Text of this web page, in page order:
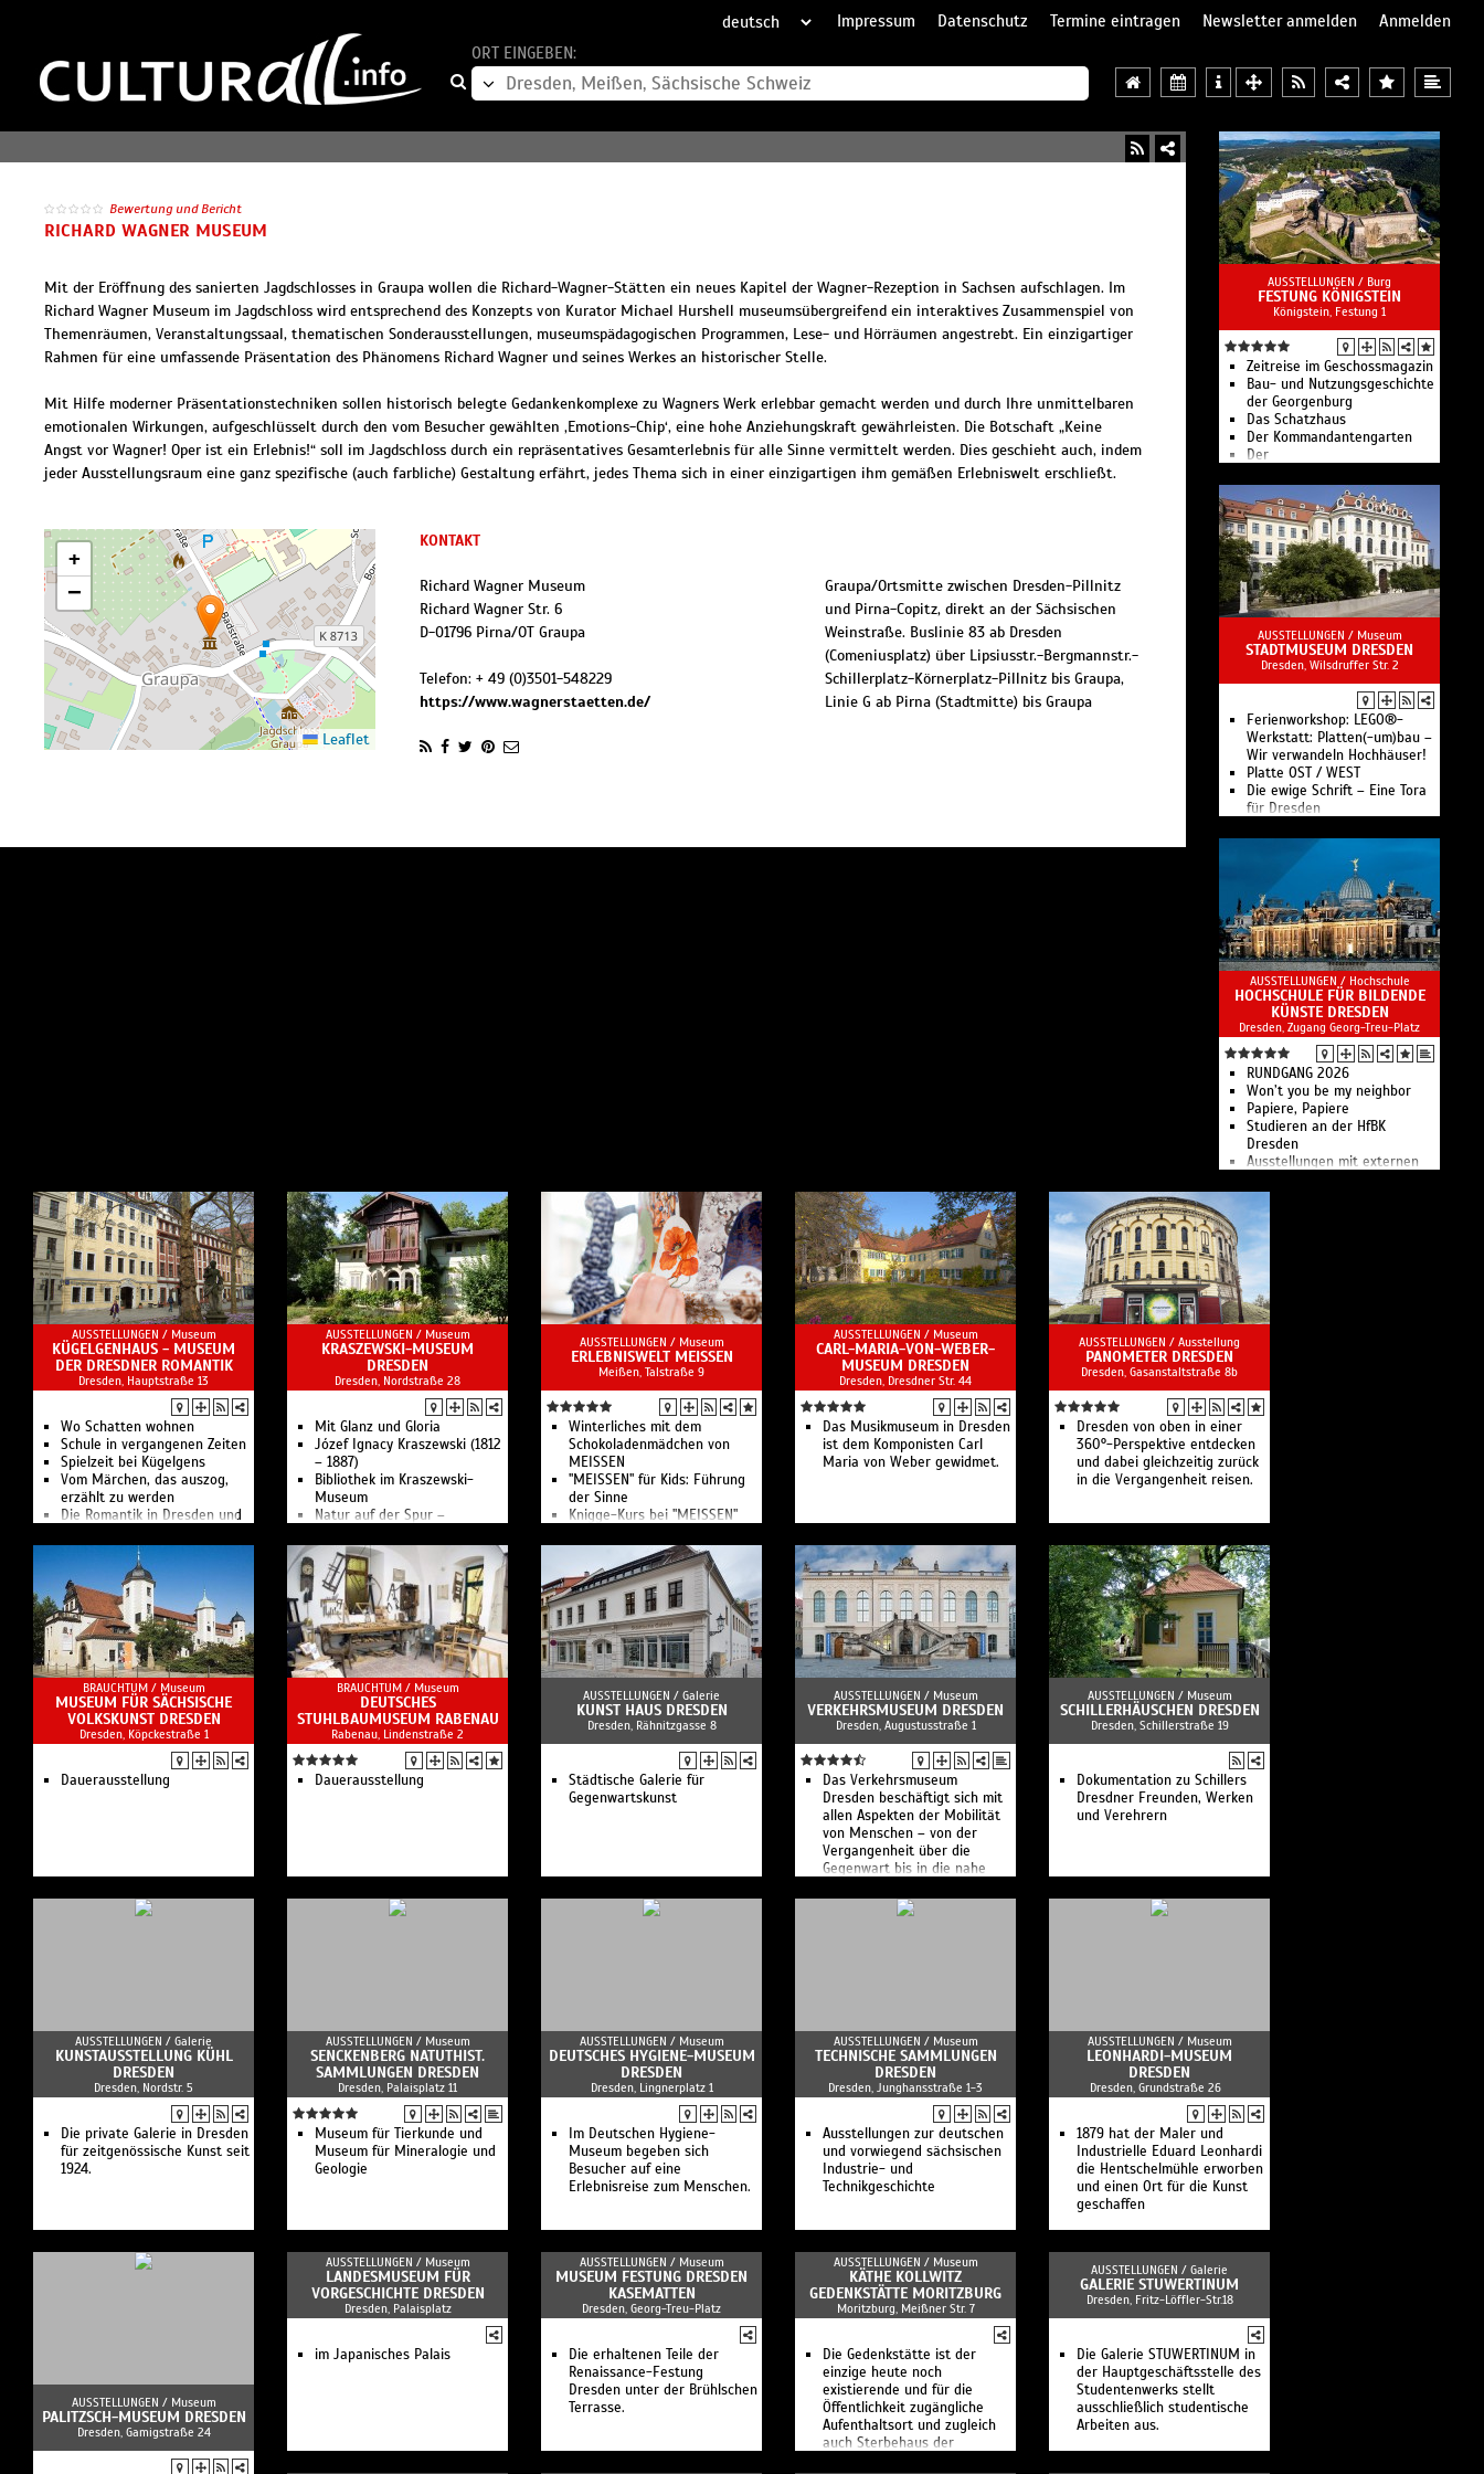
Impressum Datenschutz Termine eintragen Newsletter anmelden
Anmelden
ORT EINGEBEN:
Bewertung und Bericht
RICHARD WAGNER MUSEUM
Mit der Eröffnung des sanierten Jagdschlosses in Graupa wollen die Richard-Wagner-Stätten ein neues Kapitel der Wagner-Rezeption in Sachsen aufschlagen. Im
Richard Wagner Museum im Jagdschloss wird entsprechend des Konzepts von Kurator Michael Hurshell museumsübergreifend ein interaktives Zusammenspiel von
Themenräumen, Veranstaltungssaal, thematischen Sonderausstellungen, museumspädagogischen Programmen, Lese- und Hörräumen angestrebt. Ein einzigartiger
Rahmen für eine umfassende Präsentation des Phänomens Richard Wagner und seines Werkes an historischer Stelle.
Mit Hilfe moderner Präsentationstechniken sollen historisch belegte Gedankenkomplexe zu Wagners Werk erlebbar gemacht werden und durch Ihre unmittelbaren
emotionalen Wirkungen, aufgeschlüsselt durch den vom Besucher gewählten ‚Emotions-Chip‘, eine hohe Anziehungskraft gewährleisten. Die Botschaft „Keine
Angst vor Wagner! Oper ist ein Erlebnis!“ soll im Jagdschloss durch ein repräsentatives Gesamterlebnis für alle Sinne vermittelt werden. Dies geschieht auch, indem
jeder Ausstellungsraum eine ganz spezifische (auch farbliche) Gestaltung erfährt, jedes Thema sich in einer einzigartigen ihm gemäßen Erlebniswelt erschließt.
+
−
Leaflet
KONTAKT
Richard Wagner Museum
Richard Wagner Str. 6
D-01796 Pirna/OT Graupa
Telefon: + 49 (0)3501-548229
https://www.wagnerstaetten.de/
Graupa/Ortsmitte zwischen Dresden-Pillnitz
und Pirna-Copitz, direkt an der Sächsischen
Weinstraße. Buslinie 83 ab Dresden
(Comeniusplatz) über Lipsiusstr.-Bergmannstr.-
Schillerplatz-Körnerplatz-Pillnitz bis Graupa,
Linie G ab Pirna (Stadtmitte) bis Graupa
AUSSTELLUNGEN / Burg
FESTUNG KÖNIGSTEIN
Königstein, Festung 1
Zeitreise im Geschossmagazin
Bau- und Nutzungsgeschichte
der Georgenburg
Das Schatzhaus
Der Kommandantengarten
Der
Die Festung in der
Renaissancezeit
Die Kommandantenwohnung
Gefangen auf dem Königstein
Geschichte des Brunnens und
der Wasserförderung
Nutzgarten am Schatzhaus
Sankt Georg - Die älteste
Garnisonskirche Sachsens
Vom Brauhaus zum
Proviantmagazin
Alte Zeughaus & Artillerie
Festungsplan online & 360°-
Panoramen
Vom Tretkran zum
Panoramalift
Festung Königstein: 800
Jahre europäische Geschichte
AUSSTELLUNGEN / Museum
STADTMUSEUM DRESDEN
Dresden, Wilsdruffer Str. 2
Ferienworkshop: LEGO®-
Werkstatt: Platten(-um)bau –
Wir verwandeln Hochhäuser!
Platte OST / WEST
Die ewige Schrift – Eine Tora
für Dresden
Geschichte bis 1990
800 Jahre Dresden.
Geschichte(n) von den
Anfängen bis zur Gegenwart
Das Landhaus unter der Lupe
– Ein Spiel für Groß und Klein
Familienführungen
Führungen für Erwachsene
Die Sammlungen des
Stadtmuseums
Ausstellungen zur
Stadtgeschichte von den
Anfängen bis zum Jahr 1989
sowie Sonderausstellungen.
AUSSTELLUNGEN / Hochschule
HOCHSCHULE FÜR BILDENDE
KÜNSTE DRESDEN
Dresden, Zugang Georg-Treu-Platz
RUNDGANG 2026
Won’t you be my neighbor
Papiere, Papiere
Studieren an der HfBK
Dresden
Ausstellungen mit externen
Studierenden und
Absolventen der Hochschule
AUSSTELLUNGEN / Museum
KÜGELGENHAUS - MUSEUM
DER DRESDNER ROMANTIK
Dresden, Hauptstraße 13
Wo Schatten wohnen
Schule in vergangenen Zeiten
Spielzeit bei Kügelgens
Vom Märchen, das auszog,
erzählt zu werden
Die Romantik in Dresden und
Virtueller Rundgang
Kunst-, Literatur- und
Musikmuseum
AUSSTELLUNGEN / Museum
KRASZEWSKI-MUSEUM
DRESDEN
Dresden, Nordstraße 28
Mit Glanz und Gloria
Józef Ignacy Kraszewski (1812
– 1887)
Bibliothek im Kraszewski-
Museum
Natur auf der Spur –
entlang der Prießnitz
Das Kraszewski-Museum ist
ein Ort des intensiven
Dialoges zwischen Deutschen
und Polen.
AUSSTELLUNGEN / Museum
ERLEBNISWELT MEISSEN
Meißen, Talstraße 9
Winterliches mit dem
Schokoladenmädchen von
MEISSEN
"MEISSEN" für Kids: Führung
der Sinne
Knigge-Kurs bei "MEISSEN"
Tee, Kaffee, Schokolade
Kreativworkshop Engel bei
"MEISSEN"
Winter-Workshop bei
"MEISSEN"
Kreativ-Workshop Engel
Zeichenkurs im Museum
Tisch- und Tafelkultur bei
"MEISSEN"
CHRISTMAS 4 FRIENDs –
Weihnachtslieder mit
Kaminzimmer-Feeling:
Kreativworkshop bei
MEISSEN: Vasenform
MEISSEN
Kuratorenführung im Museum
Spuren des Trikots
Tierisch coole Ferien bei
MEISSEN
Meissener Perspektiven
Do it yourself!
Öffentliche Führung im
Museum
Meissen Porzellan-Museum
Besichtigung Schauwerkstatt
und Museum
des Meissener Porzellans –
entdecken Sie MEISSEN mit
allen Sinnen.
AUSSTELLUNGEN / Museum
CARL-MARIA-VON-WEBER-
MUSEUM DRESDEN
Dresden, Dresdner Str. 44
Das Musikmuseum in Dresden
ist dem Komponisten Carl
Maria von Weber gewidmet.
AUSSTELLUNGEN / Ausstellung
PANOMETER DRESDEN
Dresden, Gasanstaltstraße 8b
Dresden von oben in einer
360°-Perspektive entdecken
und dabei gleichzeitig zurück
in die Vergangenheit reisen.
BRAUCHTUM / Museum
MUSEUM FÜR SÄCHSISCHE
VOLKSKUNST DRESDEN
Dresden, Köpckestraße 1
Dauerausstellung
BRAUCHTUM / Museum
DEUTSCHES
STUHLBAUMUSEUM RABENAU
Rabenau, Lindenstraße 2
Dauerausstellung
AUSSTELLUNGEN / Galerie
KUNST HAUS DRESDEN
Dresden, Rähnitzgasse 8
Städtische Galerie für
Gegenwartskunst
AUSSTELLUNGEN / Museum
VERKEHRSMUSEUM DRESDEN
Dresden, Augustusstraße 1
Das Verkehrs­museum
Dresden beschäftigt sich mit
allen Aspekten der Mobilität
von Menschen – von der
Vergan­genheit über die
Gegenwart bis in die nahe
AUSSTELLUNGEN / Museum
SCHILLERHÄUSCHEN DRESDEN
Dresden, Schillerstraße 19
Dokumentation zu Schillers
Dresdner Freunden, Werken
und Verehrern
AUSSTELLUNGEN / Galerie
KUNSTAUSSTELLUNG KÜHL
DRESDEN
Dresden, Nordstr. 5
Die private Galerie in Dresden
für zeitgenössische Kunst seit
1924.
AUSSTELLUNGEN / Museum
SENCKENBERG NATUTHIST.
SAMMLUNGEN DRESDEN
Dresden, Palaisplatz 11
Museum für Tierkunde und
Museum für Mineralogie und
Geologie
AUSSTELLUNGEN / Museum
DEUTSCHES HYGIENE-MUSEUM
DRESDEN
Dresden, Lingnerplatz 1
Im Deutschen Hygiene-
Museum begeben sich
Besucher auf eine
Erlebnisreise zum Menschen.
AUSSTELLUNGEN / Museum
TECHNISCHE SAMMLUNGEN
DRESDEN
Dresden, Junghansstraße 1-3
Ausstellungen zur deutschen
und vorwiegend sächsischen
Industrie- und
Technikgeschichte
AUSSTELLUNGEN / Museum
LEONHARDI-MUSEUM
DRESDEN
Dresden, Grundstraße 26
1879 hat der Maler und
Industrielle Eduard Leonhardi
die Hentschelmühle erworben
und einen Ort für die Kunst
geschaffen
AUSSTELLUNGEN / Museum
PALITZSCH-MUSEUM DRESDEN
Dresden, Gamigstraße 24
AUSSTELLUNGEN / Museum
LANDESMUSEUM FÜR
VORGESCHICHTE DRESDEN
Dresden, Palaisplatz
im Japanisches Palais
AUSSTELLUNGEN / Museum
MUSEUM FESTUNG DRESDEN
KASEMATTEN
Dresden, Georg-Treu-Platz
Die erhaltenen Teile der
Renaissance-Festung
Dresden unter der Brühlschen
Terrasse.
AUSSTELLUNGEN / Museum
KÄTHE KOLLWITZ
GEDENKSTÄTTE MORITZBURG
Moritzburg, Meißner Str. 7
Die Gedenkstätte ist der
einzige heute noch
existierende und für die
Öffentlichkeit zugängliche
Aufenthaltsort und zugleich
auch Sterbehaus der
AUSSTELLUNGEN / Galerie
GALERIE STUWERTINUM
Dresden, Fritz-Löffler-Str.18
Die Galerie STUWERTINUM in
der Hauptgeschäftsstelle des
Studentenwerks stellt
ausschließlich studentische
Arbeiten aus.